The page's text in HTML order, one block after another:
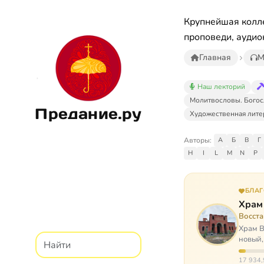
Предание.ру
Крупнейшая
проповеди,
Главная
Наш лекторий
Молитвословы.
Художественная
Авторы: А Б В
Г
H
I L M N P
Храм
Храм
17